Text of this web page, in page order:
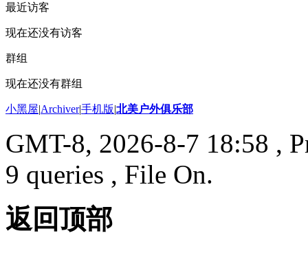
最近访客
现在还没有访客
群组
现在还没有群组
小黑屋|Archiver|手机版|北美户外俱乐部
GMT-8, 2026-8-7 18:58 ,
9 queries , File On.
返回顶部